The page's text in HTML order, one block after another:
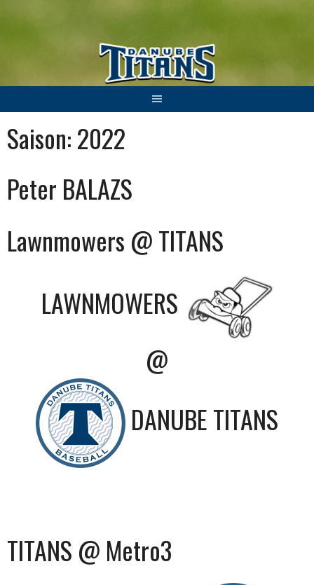
Saison:2022
Peter BALAZS
Lawnmowers @ TITANS
LAWNMOWERS
@
DANUBE TITANS
TITANS @ Metro3